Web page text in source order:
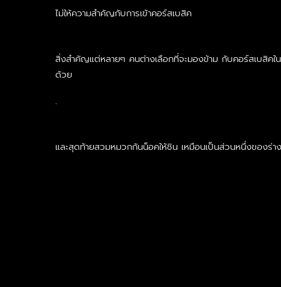
ไม่ให้ความสำคัญกับการเข้าคอร์สเบสิค
สิ่งสำคัญแต่หลายๆ คนต่างเลือกที่จะมองข้าม กับคอร์สเบสิคใ
ด้วย
.
และสุดท้ายสวมหมวกกันน็อคให้ชิน เหมือนเป็นส่วนหนึ่งของร่า